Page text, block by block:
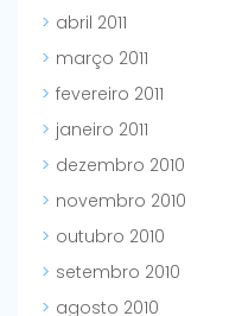
abril 2011
março 2011
fevereiro 2011
janeiro 2011
dezembro 2010
novembro 2010
outubro 2010
setembro 2010
agosto 2010